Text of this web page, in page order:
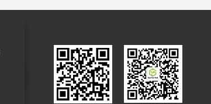
化妆品装饰材料 固永包材